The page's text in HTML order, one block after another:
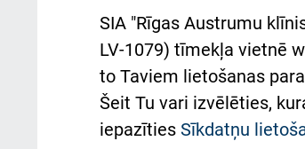
Pacienta
atsauksmju/sūdzību
iesniegšanas kārtība
Kā pie mums nokļūt
SIA "Rīgas Austrumu
LV-1079) tīmekļa vietnē
to Taviem lietošanas
Šeit Tu vari izvēlēties,
iepazīties Sīkdatņu